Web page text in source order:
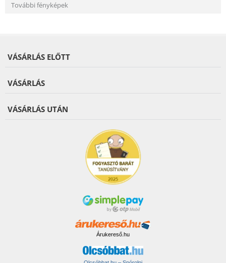
További fényképek
VÁSÁRLÁS ELŐTT
VÁSÁRLÁS
VÁSÁRLÁS UTÁN
Árukereső.hu